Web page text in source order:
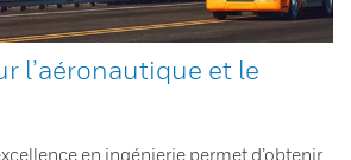
l’aéronautique et le
en ingénierie permet d’obtenir